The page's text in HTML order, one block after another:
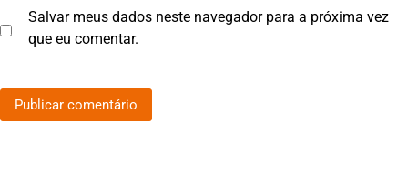
Salvar meus dados neste navegador para a próxima vez
que eu comentar.